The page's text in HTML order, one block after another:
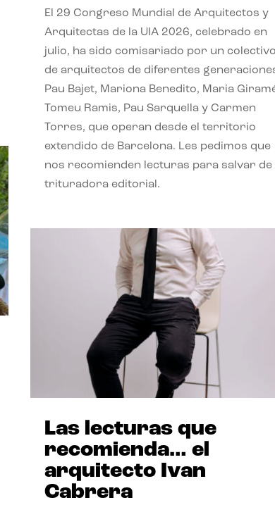
El 29 Congreso Mundial de Arquitectos y
Arquitectas de la UIA 2026, celebrado en
julio, ha sido comisariado por un
de arquitectos de diferentes
Pau Bajet, Mariona Benedito, Maria
Tomeu Ramis, Pau Sarquella y Carmen
Torres, que operan desde el territorio
extendido de Barcelona. Les pedimos que
nos recomienden lecturas para salvar de
trituradora editorial.
Las lecturas que
recomienda… el
arquitecto Ivan
Cabrera